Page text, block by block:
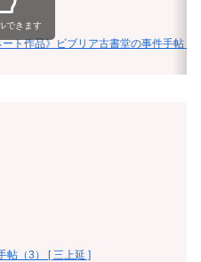
ト作品》ビブリア古書堂の事件手帖（
できます
帖（3） [ 三上延 ]